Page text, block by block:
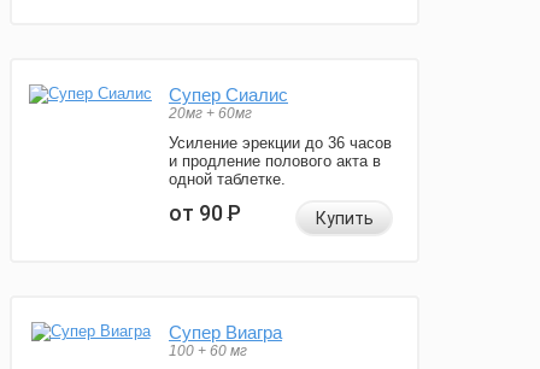
Супер Сиалис
20мг + 60мг
Усиление эрекции до 36 часов
и продление полового акта в
одной таблетке.
от 90Р Купить
Супер Виагра
100 + 60 мг